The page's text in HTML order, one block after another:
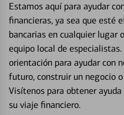
Estamos aquí para ayudar
financieras, ya sea que esté
bancarias en cualquier lugar
equipo local de
orientación para ayudar con
futuro, construir un negocio
Visítenos para obtener
su viaje financiero.